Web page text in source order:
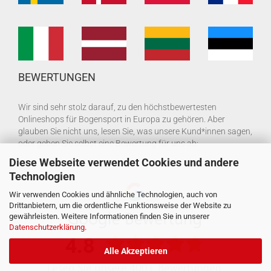
Diese Webseite verwendet Cookies und andere
Technologien
Wir verwenden Cookies und ähnliche Technologien, auch von
Drittanbietern, um die ordentliche Funktionsweise der Website zu
gewährleisten. Weitere Informationen finden Sie in unserer
Datenschutzerklärung.
Alle Akzeptieren
BEWERTUNGEN
Wir sind sehr stolz darauf, zu den höchstbewertesten
Onlineshops für Bogensport in Europa zu gehören. Aber
glauben Sie nicht uns, lesen Sie, was unsere Kund*innen sagen,
oder geben Sie selbst eine Bewertung für uns ab: